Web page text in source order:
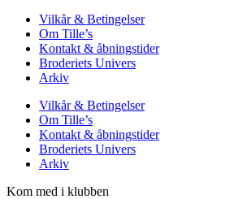
Vilkår & Betingelser
Om Tille’s
Kontakt & åbningstider
Broderiets Univers
Arkiv
Vilkår & Betingelser
Om Tille’s
Kontakt & åbningstider
Broderiets Univers
Arkiv
Kom med i klubben